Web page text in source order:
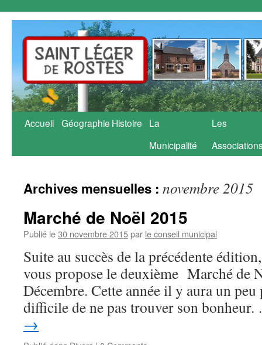
Aller
Accueil Géographie Histoire
La
Municipalité
Les
Archives mensuelles : novembre 2015
Marché de Noël 2015
Publié le30 novembre 2015par le conseil municipal
Suite au succès de la précédente
vous propose le deuxième Marché de
Décembre. Cette année il y aura un
difficile de ne pas trouver son
→